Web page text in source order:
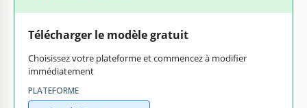
Télécharger le modèle gratuit
Choisissez votre plateforme et commencez à modifier
immédiatement
PLATEFORME